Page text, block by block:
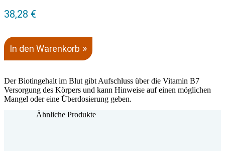
38,28 €
In den Warenkorb
Der Biotingehalt im Blut gibt Aufschluss über die Vitamin B7
Versorgung des Körpers und kann Hinweise auf einen möglichen
Mangel oder eine Überdosierung geben.
Ähnliche Produkte